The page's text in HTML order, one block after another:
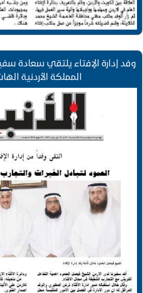
وفد إدارة الإفتاء يلتقي سعادة
المملكة الأردنية